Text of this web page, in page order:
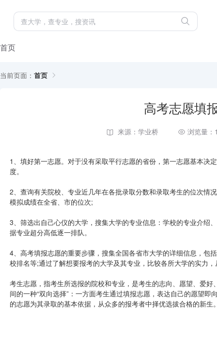
首页
当前页面： 首页
高考志愿填
来源：学业桥 浏览量：
1、填好第一志愿。对于没有采取平行志愿的省份，第一志愿基本决
度。
2、查询有关院校、专业近几年在各批录取分数和录取考生的位次情
模拟成绩在全省、市的位次;
3、筛选出自己心仪的大学，搜集大学的专业信息：学校的专业介绍
据专业超分高低逐一排队。
4、高考填报志愿的重要步骤，搜集全国各省市大学的详细信息，包
校排名等;通过了解想要报考的大学及其专业，比较各所大学的实力
考生志愿，指考生所选报的院校和专业，是考生的志向、愿望、爱
间的一种“双向选择”：一方面考生通过填报志愿，表达自己的愿望
的志愿为其录取的基本依据，从众多的报考者中择优选拔合格的新